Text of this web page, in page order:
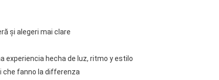
și alegeri mai clare
experiencia hecha de luz, ritmo y estilo
che fanno la differenza